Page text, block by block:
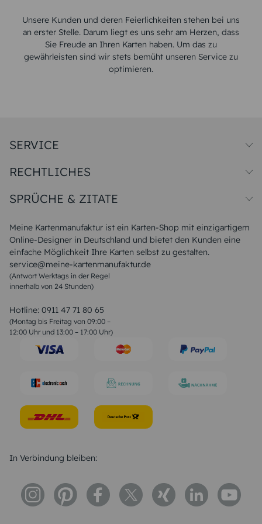
Unsere Kunden und deren Feierlichkeiten stehen bei uns
an erster Stelle. Darum liegt es uns sehr am Herzen, dass
Sie Freude an Ihren Karten haben. Um das zu
gewährleisten sind wir stets bemüht unseren Service zu
optimieren.
Meine Kartenmanufaktur ist ein Karten-Shop mit einzigartigem
Online-Designer in Deutschland und bietet den Kunden eine
einfache Möglichkeit Ihre Karten selbst zu gestalten.
service@meine-kartenmanufaktur.de
(Antwort Werktags in der Regel
innerhalb von 24 Stunden)
Hotline: 0911 47 71 80 65
(Montag bis Freitag von 09:00 –
12:00 Uhr und 13:00 – 17:00 Uhr)
SERVICE
Papiersorten
Unsere Produktion
Magazin
FAQ
RECHTLICHES
Widerrufsbelehrung
SPRÜCHE & ZITATE
Liebeskummer Sprüche
Sommer Sprüche
Muttertagssprüche
Sprüche zur Hochzeit
Sprüche zur Konfirmation & Kommunion
Weihnachtsgedichte
Liebessprüche
Geburtstagssprüche
Trauersprüche
Konfirmation Glückwünsche
In Verbindung bleiben: